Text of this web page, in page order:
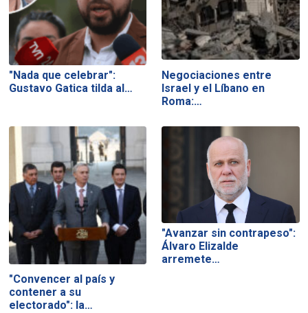
"Nada que celebrar":
Gustavo Gatica tilda al…
Negociaciones entre
Israel y el Líbano en
Roma:…
"Convencer al país y
contener a su
electorado": la…
"Avanzar sin contrapeso":
Álvaro Elizalde
arremete…